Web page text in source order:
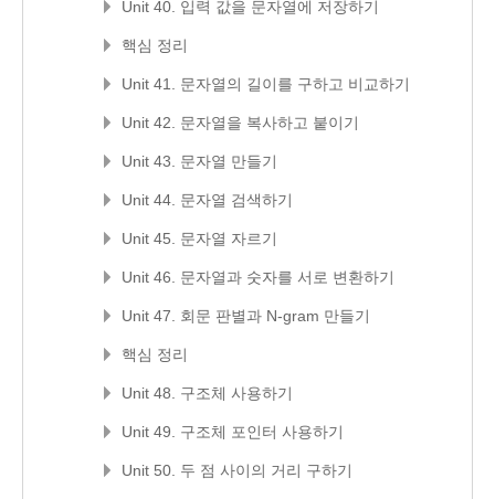
Unit 40. 입력 값을 문자열에 저장하기
핵심 정리
Unit 41. 문자열의 길이를 구하고 비교하기
Unit 42. 문자열을 복사하고 붙이기
Unit 43. 문자열 만들기
Unit 44. 문자열 검색하기
Unit 45. 문자열 자르기
Unit 46. 문자열과 숫자를 서로 변환하기
Unit 47. 회문 판별과 N-gram 만들기
핵심 정리
Unit 48. 구조체 사용하기
Unit 49. 구조체 포인터 사용하기
Unit 50. 두 점 사이의 거리 구하기